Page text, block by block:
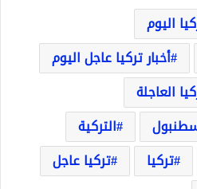
اليوم
أخبار تركيا عاجل اليوم
العاجلة
التركية
تركيا
تركيا عاجل